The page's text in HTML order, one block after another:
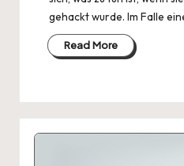
gehackt wurde. Im Falle
Read More